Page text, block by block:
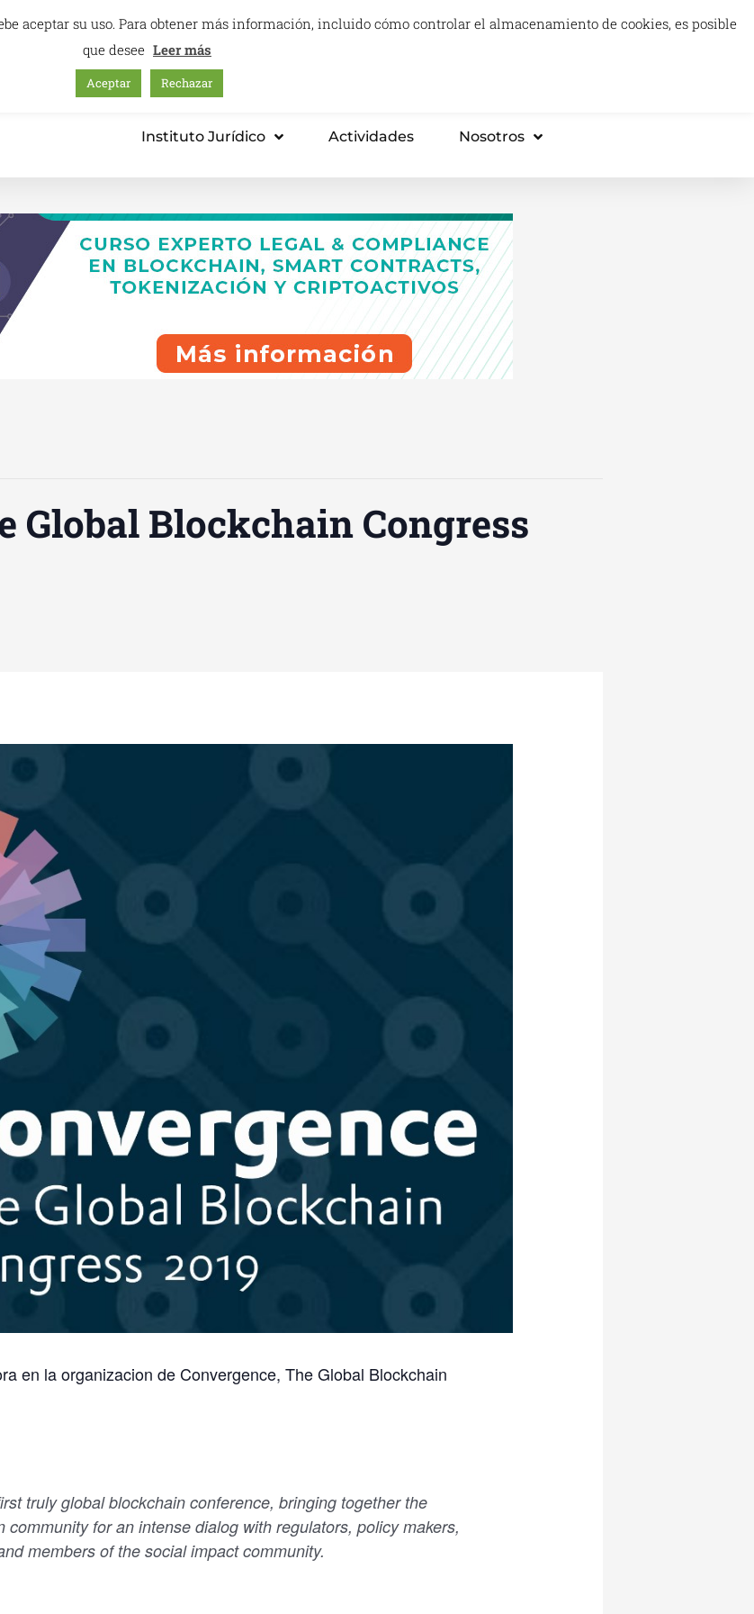
0
Carrito
– Centro Internacional
Instituto Jurídico Actividades Nosotros
Global Blockchain Congress
en la organizacion de Convergence, The Global Blockchain
truly global blockchain conference, bringing together the
community for an intense dialog with regulators, policy makers,
members of the social impact community.
aceptar su uso. Para obtener más información, incluido cómo controlar el almacenamiento de cookies, es posible
que desee Leer más
Aceptar Rechazar